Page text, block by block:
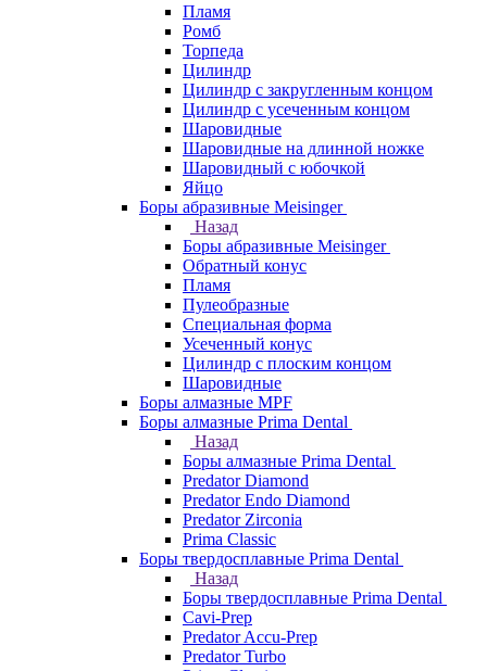
Пламя
Ромб
Торпеда
Цилиндр
Цилиндр с закругленным концом
Цилиндр с усеченным концом
Шаровидные
Шаровидные на длинной ножке
Шаровидный с юбочкой
Яйцо
Боры абразивные Meisinger
Назад
Боры абразивные Meisinger
Обратный конус
Пламя
Пулеобразные
Специальная форма
Усеченный конус
Цилиндр с плоским концом
Шаровидные
Боры алмазные MPF
Боры алмазные Prima Dental
Назад
Боры алмазные Prima Dental
Predator Diamond
Predator Endo Diamond
Predator Zirconia
Prima Classic
Боры твердосплавные Prima Dental
Назад
Боры твердосплавные Prima Dental
Cavi-Prep
Predator Accu-Prep
Predator Turbo